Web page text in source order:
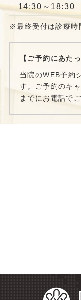
14:30～18:30
※最終受付は診療時
【ご予約にあた
当院のWEB予約
す。ご予約のキ
までにお電話で